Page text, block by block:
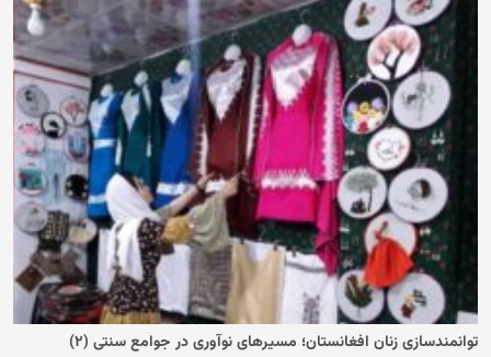
توانمندسازی زنان افغانستان؛ مسیرهای نوآوری در جوامع سنتی (۲)